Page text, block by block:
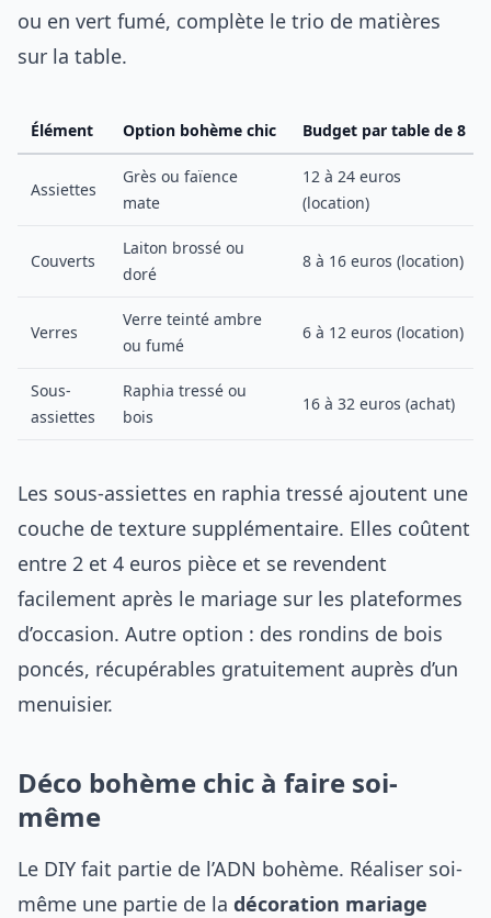
ou en vert fumé, complète le trio de matières
sur la table.
Élément Option bohème chic Budget par table de 8
Assiettes
Grès ou faïence
mate
12 à 24 euros
(location)
Couverts
Laiton brossé ou
doré
8 à 16 euros (location)
Verres
Verre teinté ambre
ou fumé
6 à 12 euros (location)
Sous-
assiettes
Raphia tressé ou
bois
16 à 32 euros (achat)
Les sous-assiettes en raphia tressé ajoutent une
couche de texture supplémentaire. Elles coûtent
entre 2 et 4 euros pièce et se revendent
facilement après le mariage sur les plateformes
d’occasion. Autre option : des rondins de bois
poncés, récupérables gratuitement auprès d’un
menuisier.
Déco bohème chic à faire soi-
même
Le DIY fait partie de l’ADN bohème. Réaliser soi-
même une partie de la décoration mariage